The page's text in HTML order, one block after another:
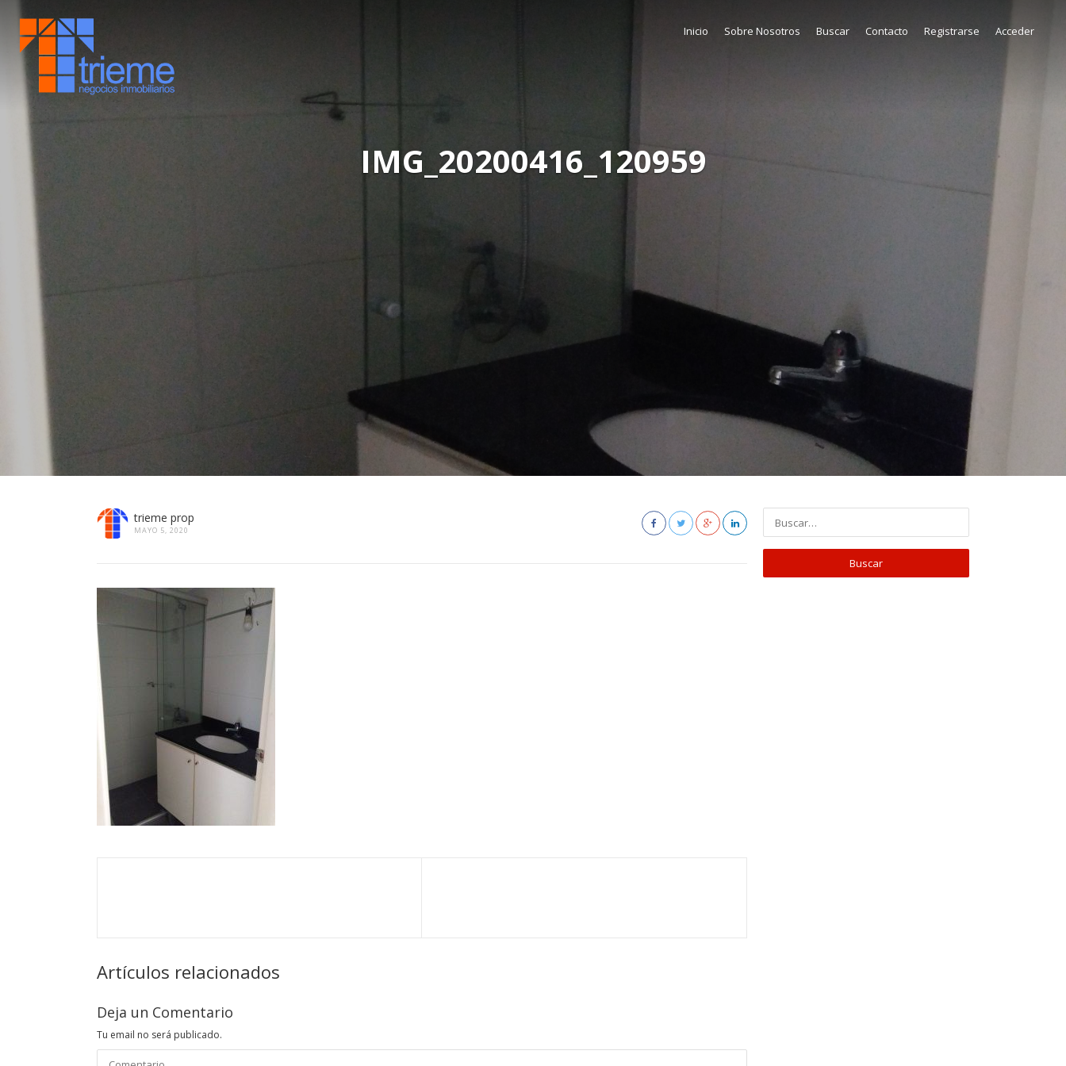
IMG_20200416_120959
Registrarse Acceder
Inicio Sobre Nosotros Buscar Contacto
trieme prop
MAYO 5, 2020
Artículos relacionados
Deja un Comentario
Tu email no será publicado.